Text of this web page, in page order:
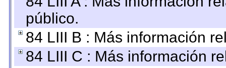
público.
84 LIII B : Más información
84 LIII C : Más información